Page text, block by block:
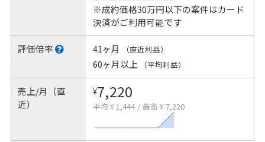
※成約価格30万円以下の案件はカード
決済がご利用可能です
評価倍率 41ヶ月 （直近利益）
60ヶ月以上 （平均利益）
売上/月（直
近）
¥7,220
平均 ¥ 1,444 / 最高 ¥ 7,220